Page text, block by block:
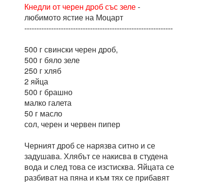
Кнедли от черен дроб със зеле-
любимото ястие на Моцарт
-------------------------------------------------------------
500 г свински черен дроб,
500 г бяло зеле
250 г хляб
2 яйца
500 г брашно
малко галета
50 г масло
сол, черен и червен пипер
Черният дроб се нарязва ситно и се
задушава. Хлябът се накисва в студена
вода и след това се изстисква. Яйцата се
разбиват на пяна и към тях се прибавят